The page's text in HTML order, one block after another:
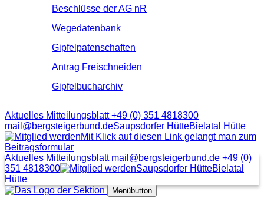
Beschlüsse der AG nR
Wegedatenbank
Gipfelpatenschaften
Antrag Freischneiden
Gipfelbucharchiv
Aktuelles Mitteilungsblatt +49 (0) 351 4818300
mail@bergsteigerbund.deSaupsdorfer HütteBielatal Hütte
Mit Klick auf diesen Link gelangt man zum
Beitragsformular
Aktuelles Mitteilungsblatt mail@bergsteigerbund.de +49 (0)
351 4818300
Saupsdorfer HütteBielatal
Hütte
Menübutton